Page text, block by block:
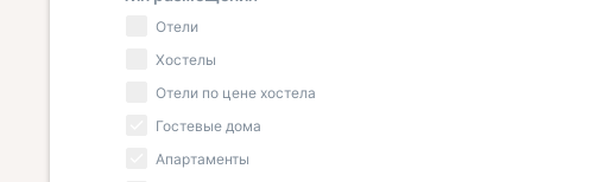
Отели
Хостелы
Отели по цене хостела
Гостевые дома
Апартаменты